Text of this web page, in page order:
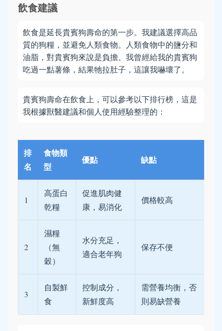
飲食建議
飲食是延長貴賓狗壽命的第一步。我建議選擇高品
質的狗糧，並避免人類食物。人類食物中的鹽分和
油脂，對貴賓狗來說是負擔。我曾經給我的貴賓狗
吃過一點薯條，結果牠拉肚子，這讓我嚇壞了。
貴賓狗壽命在飲食上，可以參考以下排行榜，這是
我根據獸醫建議和個人使用經驗整理的：
排
名
食物類
型
優點 缺點
1
高蛋白
乾糧
促進肌肉健
康，易消化
價格較高
2
濕糧
（無
穀）
水分充足，
適合老年狗
保存不便
3
自製鮮
食
控制成分，
新鮮度高
需營養均衡，否
則易缺營養